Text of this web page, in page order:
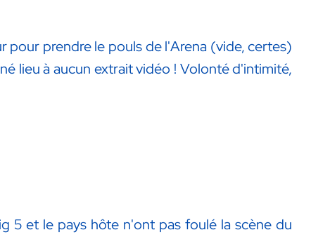
pour prendre le pouls de l'Arena (vide, certes)
lieu à aucun extrait vidéo ! Volonté d'intimité,
5 et le pays hôte n'ont pas foulé la scène du